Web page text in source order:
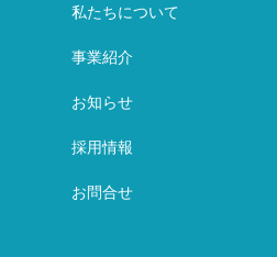
私たちについて
事業紹介
お知らせ
採用情報
お問合せ